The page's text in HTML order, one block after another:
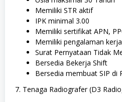
Memiliki STR aktif
IPK minimal 3.00
Memiliki sertifikat APN,
Memiliki pengalaman
Surat Pernyataan Tidak
Bersedia Bekerja Shift
Bersedia membuat SIP di
7. Tenaga Radiografer (D3